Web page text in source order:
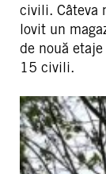
civili. Câteva
lovit un
de nouă
15 civili.